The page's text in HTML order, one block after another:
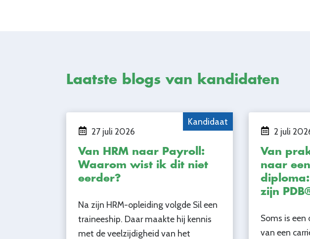
Laatste blogs van kandidaten
Kandidaat
27 juli 2026
Van HRM naar Payroll:
Waarom wist ik dit niet
eerder?
Na zijn HRM-opleiding volgde Sil een
traineeship. Daar maakte hij kennis
met de veelzijdigheid van het
2 juli
Van
naar
zijn
Soms is
van een